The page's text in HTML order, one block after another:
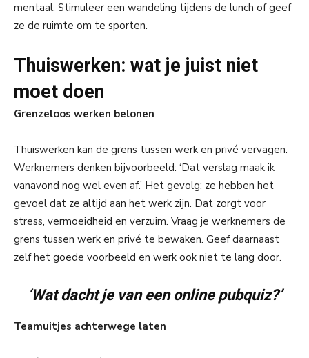
mentaal. Stimuleer een wandeling tijdens de lunch of geef
ze de ruimte om te sporten.
Thuiswerken: wat je juist niet
moet doen
Grenzeloos werken belonen
Thuiswerken kan de grens tussen werk en privé vervagen.
Werknemers denken bijvoorbeeld: ‘Dat verslag maak ik
vanavond nog wel even af.’ Het gevolg: ze hebben het
gevoel dat ze altijd aan het werk zijn. Dat zorgt voor
stress, vermoeidheid en verzuim. Vraag je werknemers de
grens tussen werk en privé te bewaken. Geef daarnaast
zelf het goede voorbeeld en werk ook niet te lang door.
‘Wat dacht je van een online pubquiz?’
Teamuitjes achterwege laten